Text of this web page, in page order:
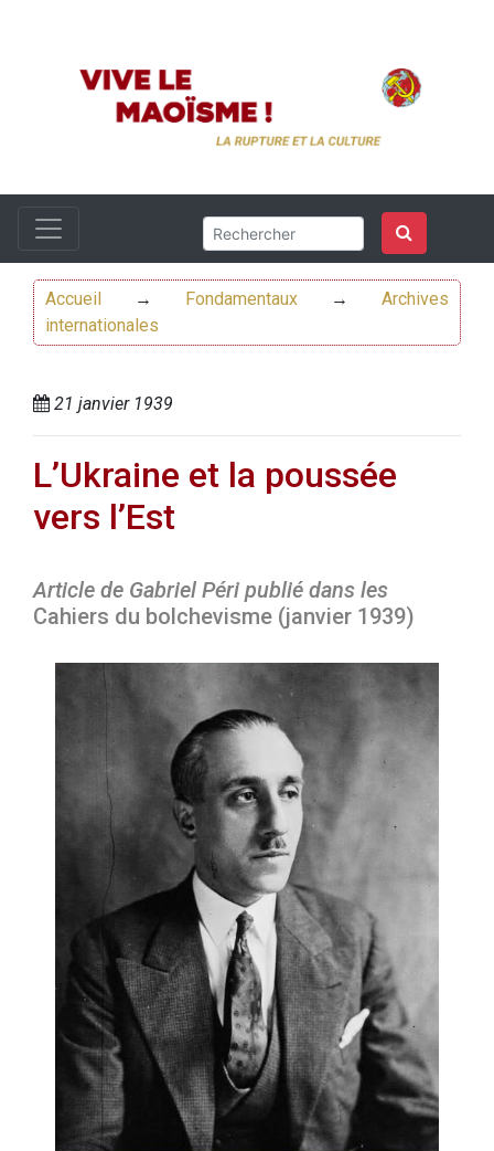
Accueil → Fondamentaux → Archives
internationales
21 janvier 1939
L’Ukraine et la poussée
vers l’Est
Article de Gabriel Péri publié dans les
Cahiers du bolchevisme (janvier 1939)